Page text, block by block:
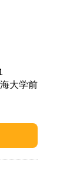
大学前